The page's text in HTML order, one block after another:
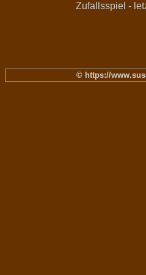
Zufallsspiel -
© https://